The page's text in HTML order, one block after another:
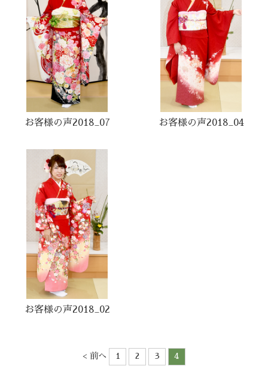
お客様の声2018_07 お客様の声2018_04
お客様の声2018_02
< 前へ 1 2 3 4